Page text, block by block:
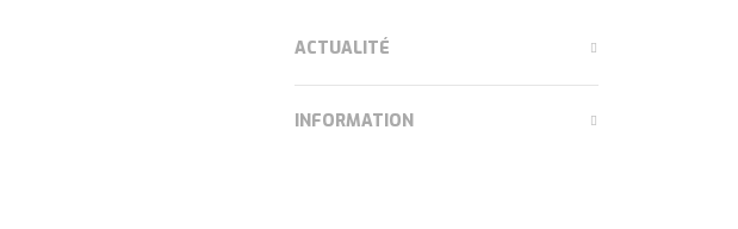
ACTUALITÉ
INFORMATION